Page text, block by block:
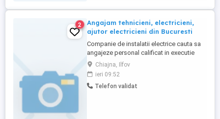
2
Angajam tehnicieni, electricieni,
ajutor electricieni din Bucuresti
Companie de instalatii electrice cauta sa
angajeze personal calificat in executie
instalatii electrice in domeniul
constructiilor rezidentiale, industriale si
cladiri de birouri. Activitatea se
desfasoara in tara, in Bucuresti si in jurul
Chiajna, Ilfov
ieri 09:52
Telefon validat